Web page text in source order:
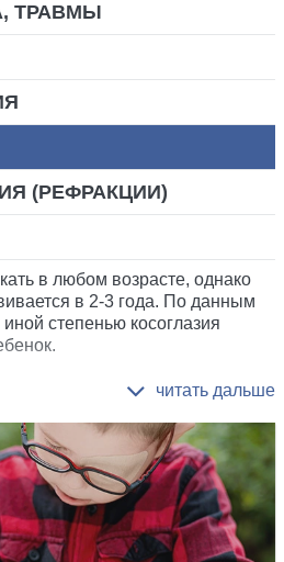
ТРАВМЫ
(РЕФРАКЦИИ)
в любом возрасте, однако
в 2-3 года. По данным
степенью косоглазия